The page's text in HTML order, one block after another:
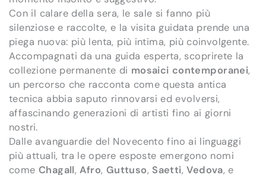
Con il calare della sera, le sale si fanno più
silenziose e raccolte, e la visita guidata prende una
piega nuova: più lenta, più intima, più coinvolgente.
Accompagnati da una guida esperta, scoprirete la
collezione permanente di mosaici contemporanei,
un percorso che racconta come questa antica
tecnica abbia saputo rinnovarsi ed evolversi,
affascinando generazioni di artisti fino ai giorni
nostri.
Dalle avanguardie del Novecento fino ai linguaggi
più attuali, tra le opere esposte emergono nomi
come Chagall,Afro, Guttuso, Saetti,Vedova, e